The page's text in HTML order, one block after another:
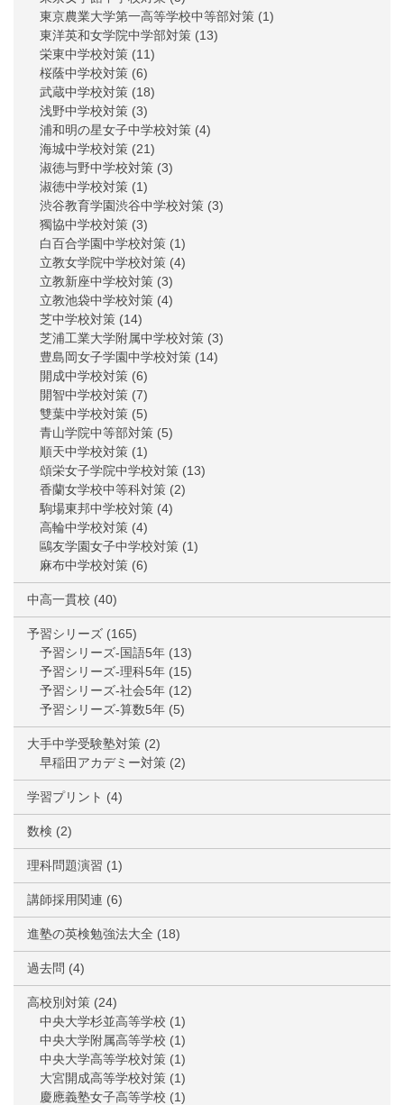
東京農業大学第一高等学校中等部対策 (1)
東洋英和女学院中学部対策 (13)
栄東中学校対策 (11)
桜蔭中学校対策 (6)
武蔵中学校対策 (18)
浅野中学校対策 (3)
浦和明の星女子中学校対策 (4)
海城中学校対策 (21)
淑徳与野中学校対策 (3)
淑徳中学校対策 (1)
渋谷教育学園渋谷中学校対策 (3)
獨協中学校対策 (3)
白百合学園中学校対策 (1)
立教女学院中学校対策 (4)
立教新座中学校対策 (3)
立教池袋中学校対策 (4)
芝中学校対策 (14)
芝浦工業大学附属中学校対策 (3)
豊島岡女子学園中学校対策 (14)
開成中学校対策 (6)
開智中学校対策 (7)
雙葉中学校対策 (5)
青山学院中等部対策 (5)
順天中学校対策 (1)
頌栄女子学院中学校対策 (13)
香蘭女学校中等科対策 (2)
駒場東邦中学校対策 (4)
高輪中学校対策 (4)
鷗友学園女子中学校対策 (1)
麻布中学校対策 (6)
中高一貫校 (40)
予習シリーズ (165)
予習シリーズ-国語5年 (13)
予習シリーズ-理科5年 (15)
予習シリーズ-社会5年 (12)
予習シリーズ-算数5年 (5)
大手中学受験塾対策 (2)
早稲田アカデミー対策 (2)
学習プリント (4)
数検 (2)
理科問題演習 (1)
講師採用関連 (6)
進塾の英検勉強法大全 (18)
過去問 (4)
高校別対策 (24)
中央大学杉並高等学校 (1)
中央大学附属高等学校 (1)
中央大学高等学校対策 (1)
大宮開成高等学校対策 (1)
慶應義塾女子高等学校 (1)